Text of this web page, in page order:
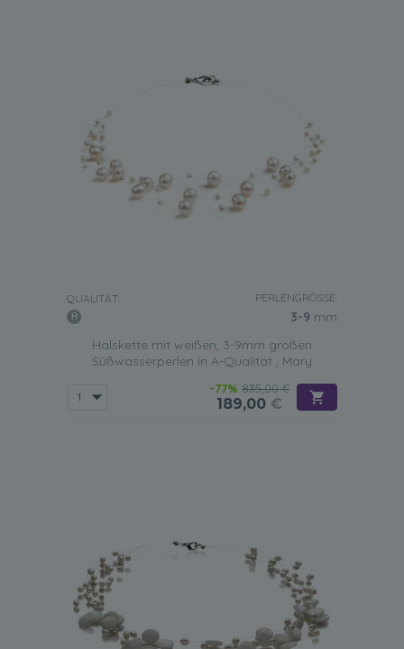
QUALITÄT: PERLENGRÖSSE:
3-9 mm
Halskette mit weißen, 3-9mm großen
Süßwasserperlen in A-Qualität , Mary
-77% 835,00 €
189,00 €